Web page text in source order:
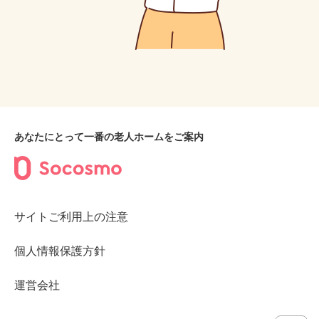
あなたにとって一番の老人ホームをご案内
サイトご利用上の注意
個人情報保護方針
運営会社